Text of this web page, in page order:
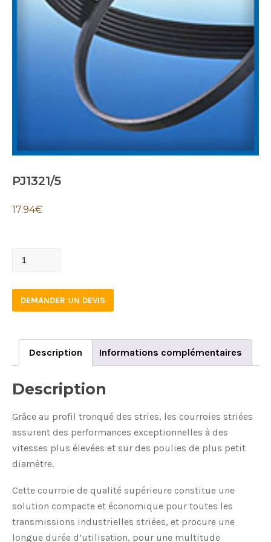
PJ1321/5
17.94€
PJ1321/5
DEMANDER UN DEVIS
Description Informations complémentaires
Description
Grâce au profil tronqué des stries, les courroies striées
assurent des performances exceptionnelles à des
vitesses plus élevées et sur des poulies de plus petit
diamètre.
Cette courroie de qualité supérieure constitue une
solution compacte et économique pour toutes les
transmissions industrielles striées, et procure une
longue durée d’utilisation, pour une multitude